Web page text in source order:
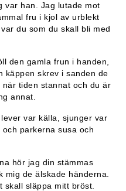
var han. Jag lutade mot
fru i kjol av urblekt
du som du skall bli med
den gamla frun i handen,
käppen skrev i sanden de
tiden stannat och du är
annat.
var källa, sjunger var
parkerna susa och
hör jag din stämmas
de älskade händerna.
skall släppa mitt bröst.